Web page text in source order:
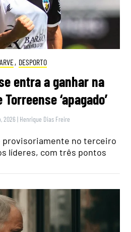
, DESPORTO
entra a ganhar na
‘apagado’
2026 | Henrique Dias Freire
provisoriamente no terceiro
líderes, com três pontos